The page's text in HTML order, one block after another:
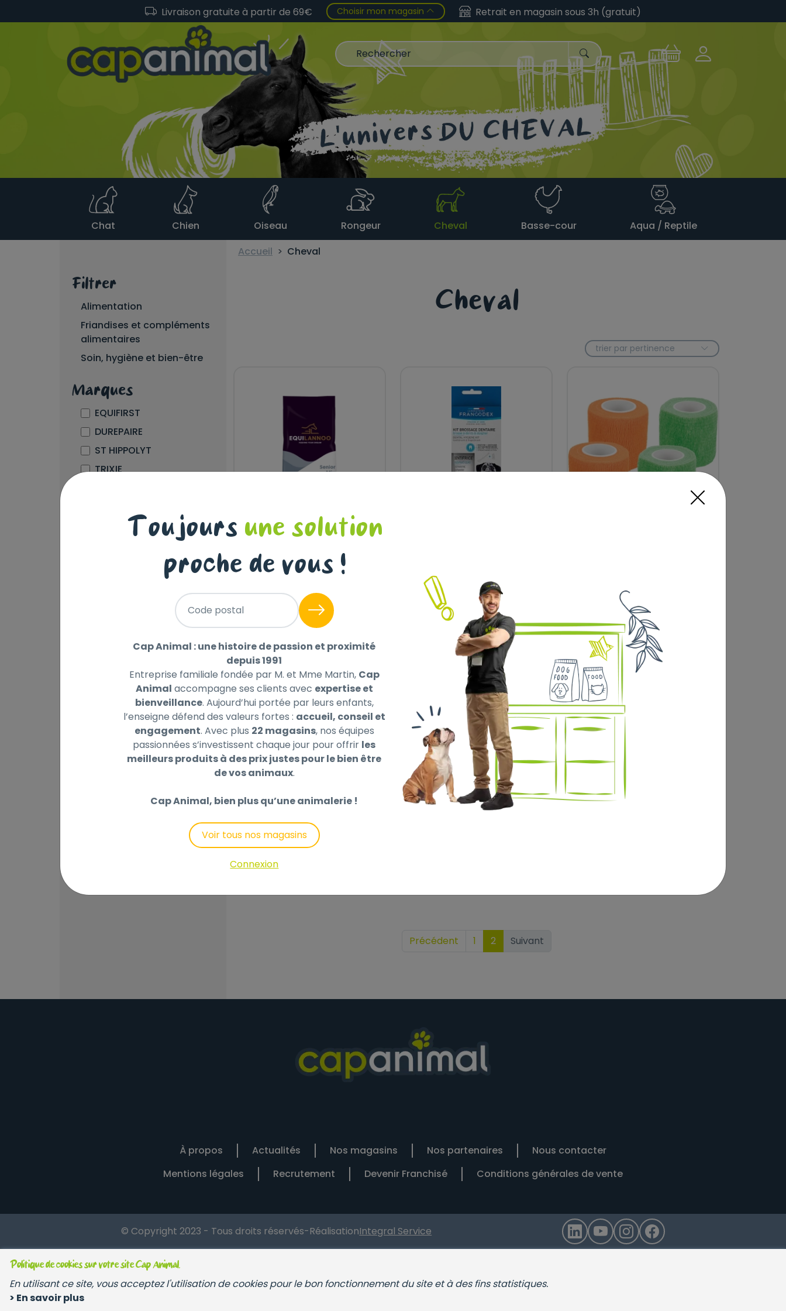
Politique de cookies sur votre site Cap Animal.
En utilisant ce site, vous acceptez l'utilisation de cookies pour le bon fonctionnement du site et à des fins statistiques.
> En savoir plus
Livraison gratuite à partir de 69€ Choisir mon magasin Retrait en magasin sous 3h (gratuit)
Chat Chien Oiseau Rongeur Cheval Basse-cour
Aqua / Reptile
Accueil
Cheval
Cheval
trier par pertinence
Filtrer
Alimentation
Friandises et compléments
alimentaires
Soin, hygiène et bien-être
Marques
EQUIFIRST
DUREPAIRE
ST HIPPOLYT
TRIXIE
EQUILANNOO SENIOR
Prix au kg : 1.46 €
,99 €
Click & Collect uniquement
+4 CONNECTEURS
39,90 €
Précédent 1 2 Suivant
À propos Actualités Nos magasins Nos partenaires
Nous contacter
Mentions légales
Recrutement Devenir Franchisé Conditions générales de vente
© Copyright 2023 - Tous droits réservés-RéalisationIntegral Service
Toujours une solution
proche de vous !
Code postal
Cap Animal : une histoire de passion et proximité
depuis 1991
Entreprise familiale fondée par M. et Mme Martin, Cap
Animal accompagne ses clients avec expertise et
bienveillance. Aujourd’hui portée par leurs enfants,
l’enseigne défend des valeurs fortes : accueil, conseil et
engagement. Avec plus 22 magasins, nos équipes
passionnées s’investissent chaque jour pour offrir les
meilleurs produits à des prix justes pour le bien être
de vos animaux.
Cap Animal, bien plus qu’une animalerie !
Voir tous nos magasins
Connexion